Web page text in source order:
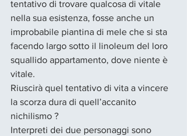
tentativo di trovare qualcosa di vitale
nella sua esistenza, fosse anche un
improbabile piantina di mele che si sta
facendo largo sotto il linoleum del loro
squallido appartamento, dove niente è
vitale.
Riuscirà quel tentativo di vita a vincere
la scorza dura di quell’accanito
nichilismo ?
Interpreti dei due personaggi sono